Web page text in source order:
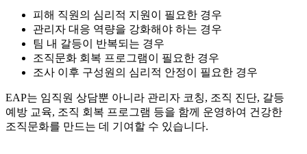
피해 직원의 심리적 지원이 필요한 경우
관리자 대응 역량을 강화해야 하는 경우
팀 내 갈등이 반복되는 경우
조직문화 회복 프로그램이 필요한 경우
조사 이후 구성원의 심리적 안정이 필요한 경우
EAP는 임직원 상담뿐 아니라 관리자 코칭, 조직 진단, 갈등
예방 교육, 조직 회복 프로그램 등을 함께 운영하여 건강한
조직문화를 만드는 데 기여할 수 있습니다.